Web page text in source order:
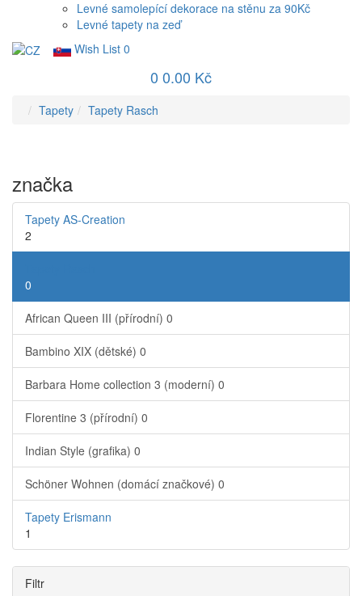
Levné samolepící dekorace na stěnu za 90Kč
Levné tapety na zeď
Wish List 0
0 0.00 Kč
Tapety Tapety Rasch
značka
Tapety AS-Creation
2
0
African Queen III (přírodní) 0
Bambino XIX (dětské) 0
Barbara Home collection 3 (moderní) 0
Florentine 3 (přírodní) 0
Indian Style (grafika) 0
Schöner Wohnen (domácí značkové) 0
Tapety Erismann
1
Filtr